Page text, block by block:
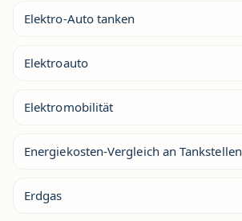
Elektro-Auto tanken
Elektroauto
Elektromobilität
Energiekosten-Vergleich an Tankstellen
Erdgas